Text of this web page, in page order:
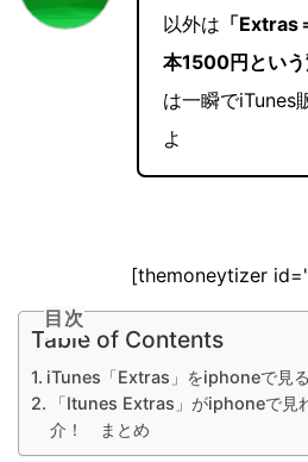
以外は 「Extras
本1500円という
は一瞬でiTunes
よ
[themoneytizer
目次
Table of Contents
iTunes「Extras」をiphoneで見
「Itunes Extras」がiphoneで見
介！ まとめ